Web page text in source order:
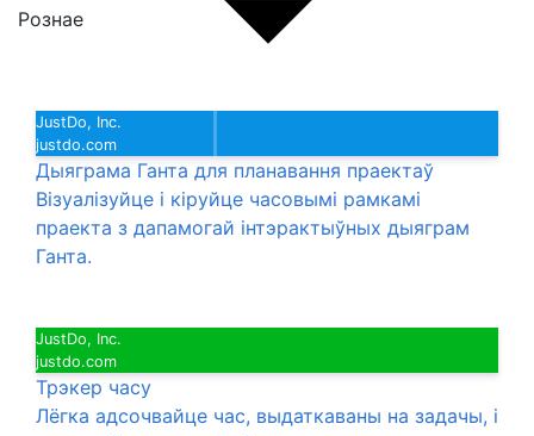
Рознае
JustDo, Inc.
justdo.com
Дыяграма Ганта для планавання праектаў
Візуалізуйце і кіруйце часовымі рамкамі
праекта з дапамогай інтэрактыўных дыяграм
Ганта.
JustDo, Inc.
justdo.com
Трэкер часу
Лёгка адсочвайце час, выдаткаваны на задачы, і